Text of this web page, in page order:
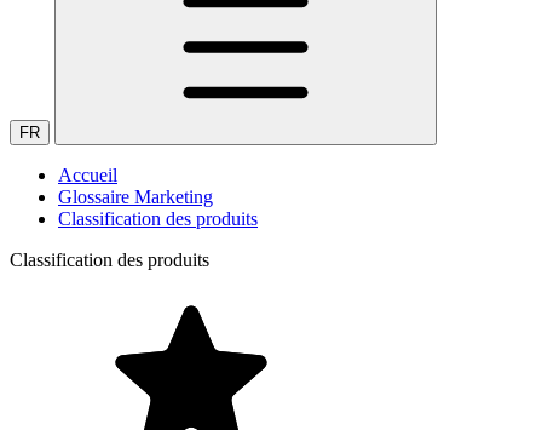
FR
Accueil
Glossaire Marketing
Classification des produits
Classification des produits